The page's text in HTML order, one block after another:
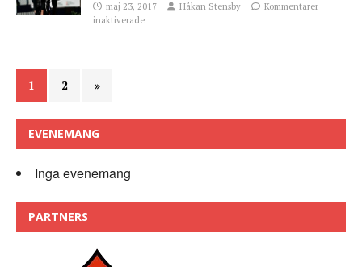
maj 23, 2017 Håkan Stensby
Kommentarer
inaktiverade
1 2 »
EVENEMANG
Inga evenemang
PARTNERS